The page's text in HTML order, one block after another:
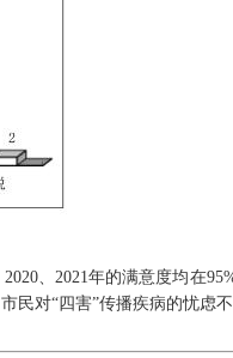
2020、2021年的满意度均在
市民对“四害”传播疾病的忧虑不